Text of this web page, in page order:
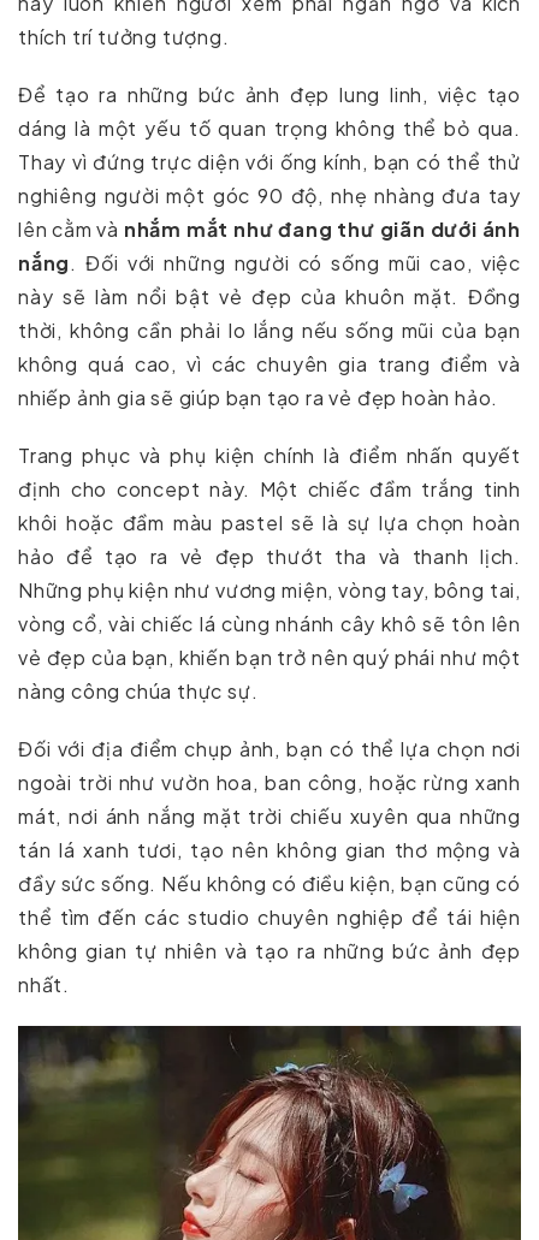
thích trí tưởng tượng.
Để tạo ra những bức ảnh đẹp lung linh, việc tạo
dáng là một yếu tố quan trọng không thể bỏ qua.
Thay vì đứng trực diện với ống kính, bạn có thể thử
nghiêng người một góc 90 độ, nhẹ nhàng đưa tay
lên cằm và nhắm mắt như đang thư giãn dưới ánh
nắng. Đối với những người có sống mũi cao, việc
này sẽ làm nổi bật vẻ đẹp của khuôn mặt. Đồng
thời, không cần phải lo lắng nếu sống mũi của bạn
không quá cao, vì các chuyên gia trang điểm và
nhiếp ảnh gia sẽ giúp bạn tạo ra vẻ đẹp hoàn hảo.
Trang phục và phụ kiện chính là điểm nhấn quyết
định cho concept này. Một chiếc đầm trắng tinh
khôi hoặc đầm màu pastel sẽ là sự lựa chọn hoàn
hảo để tạo ra vẻ đẹp thướt tha và thanh lịch.
Những phụ kiện như vương miện, vòng tay, bông tai,
vòng cổ, vài chiếc lá cùng nhánh cây khô sẽ tôn lên
vẻ đẹp của bạn, khiến bạn trở nên quý phái như một
nàng công chúa thực sự.
Đối với địa điểm chụp ảnh, bạn có thể lựa chọn nơi
ngoài trời như vườn hoa, ban công, hoặc rừng xanh
mát, nơi ánh nắng mặt trời chiếu xuyên qua những
tán lá xanh tươi, tạo nên không gian thơ mộng và
đầy sức sống. Nếu không có điều kiện, bạn cũng có
thể tìm đến các studio chuyên nghiệp để tái hiện
không gian tự nhiên và tạo ra những bức ảnh đẹp
nhất.